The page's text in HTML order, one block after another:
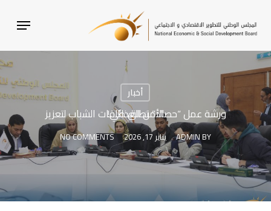
MAIN
CONTENT
MENU
أخبار
ورشة عمل “حصاد” تطلق طاقات الشباب لتعزيز الأمن الغذائي!
BY
ADMIN يناير 17, 2026 NO COMMENTS